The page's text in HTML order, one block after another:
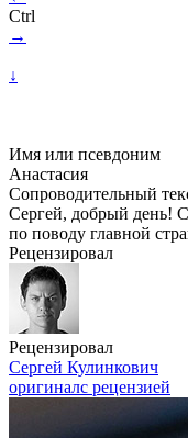
Ctrl
→
↓
Имя или псевдоним
Анастасия
Сопроводительный
Сергей, добрый день!
по поводу главной
Рецензировал
Рецензировал
Сергей Кулинкович
оригиналс рецензией